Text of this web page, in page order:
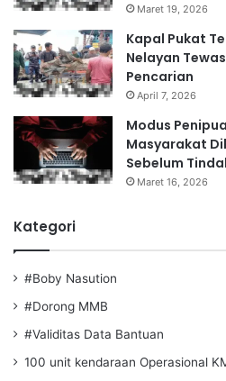
Maret 19, 2026
Kapal Pukat
Nelayan
Pencarian
April 7, 2026
Modus
Masyarakat
Sebelum
Maret 16, 2026
Kategori
#Boby Nasution
#Dorong MMB
#Validitas Data Bantuan
100 unit kendaraan Operasional